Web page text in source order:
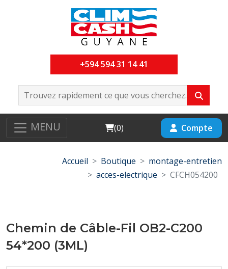
+594 594 31 14 41
MENU Cart
(0) Compte
Accueil Boutique
montage-entretien
acces-electrique
CFCH054200
Chemin de Câble-Fil OB2-C200
54*200 (3ML)